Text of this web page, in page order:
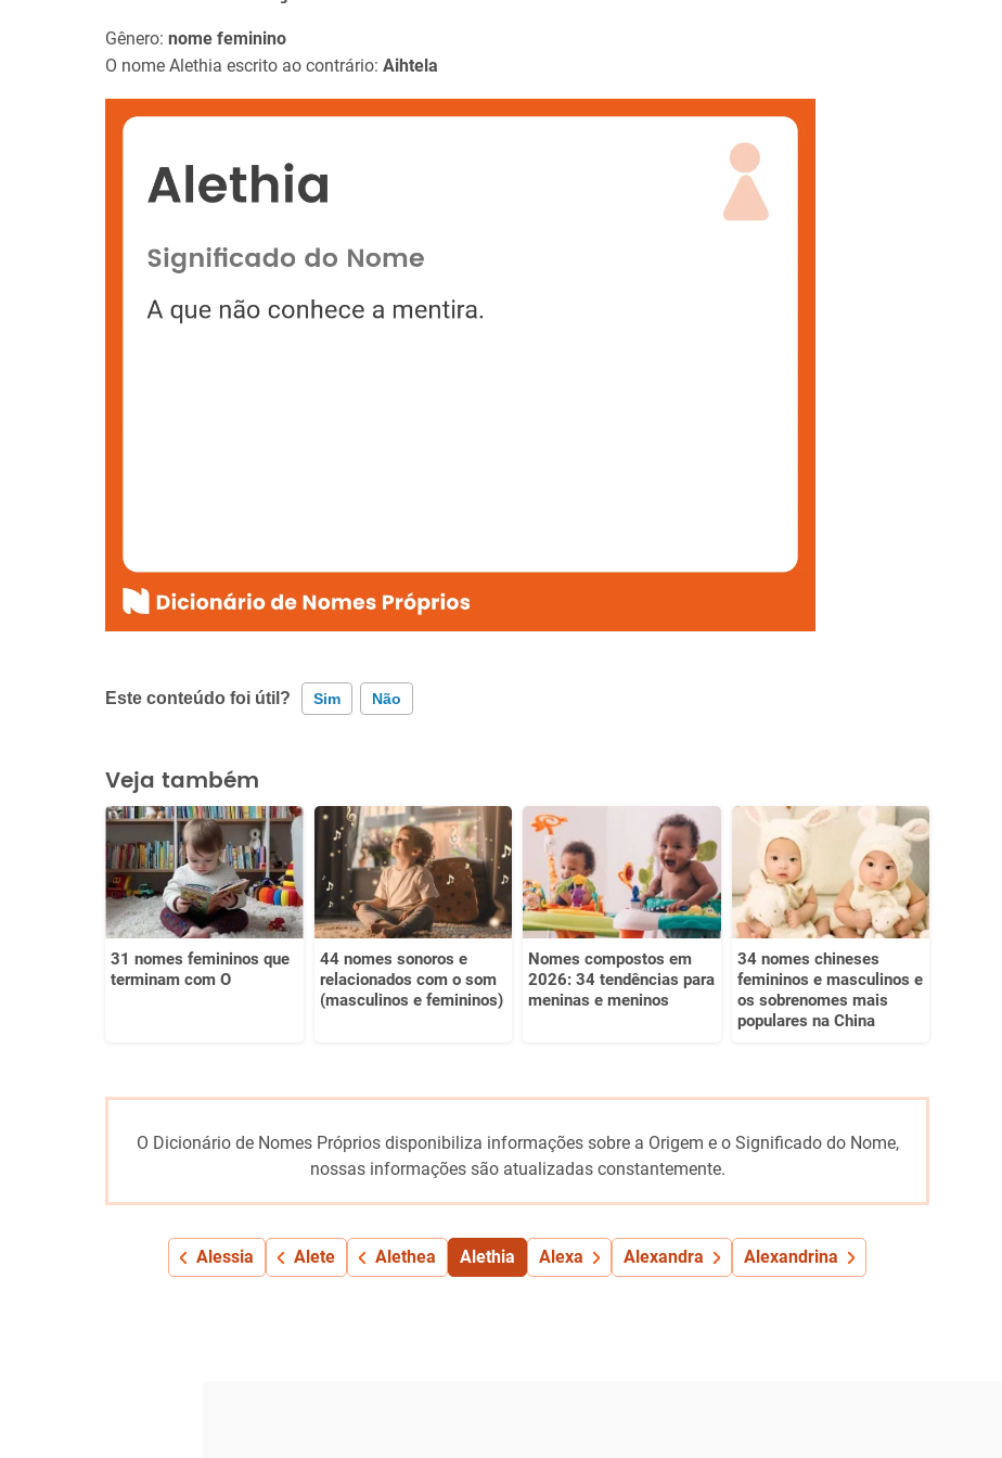
Gênero: nome feminino
O nome Alethia escrito ao contrário: Aihtela
Este conteúdo foi útil? Sim Não
Este conteúdo contém informação incorreta
Este conteúdo não tem a informação que procuro
Outro
Veja também
31 nomes femininos que
terminam com O
44 nomes sonoros e
relacionados com o som
(masculinos e femininos)
Nomes compostos em
2026: 34 tendências para
meninas e meninos
34 nomes chineses
femininos e masculinos e
os sobrenomes mais
populares na China
O Dicionário de Nomes Próprios disponibiliza informações sobre a Origem e o Significado do Nome,
nossas informações são atualizadas constantemente.
Alessia Alete Alethea Alethia Alexa Alexandra Alexandrina